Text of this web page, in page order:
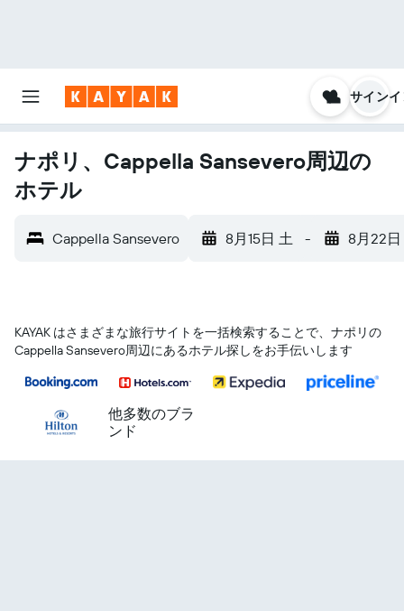
サイン
ナポリ、Cappella Sansevero周辺の
ホテル
Cappella Sansevero 8月15日 土 - 8月22
KAYAK はさまざまな旅行サイトを一括検索することで、ナポリ​の
Cappella Sansevero​周辺にあるホテル探しをお手伝いします
他多数のブラ
ンド